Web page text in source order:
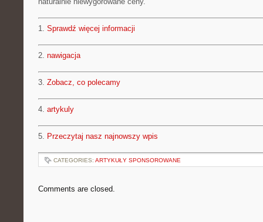
1. Sprawdź więcej informacji
2. nawigacja
3. Zobacz, co polecamy
4. artykuly
5. Przeczytaj nasz najnowszy wpis
CATEGORIES: ARTYKUŁY SPONSOROWANE
Comments are closed.